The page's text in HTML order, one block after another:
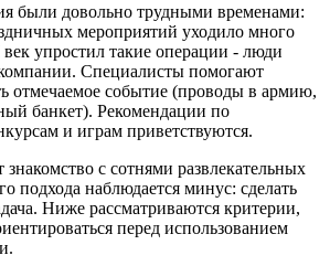
были довольно трудными временами:
мероприятий уходило много
упростил такие операции - люди
Специалисты помогают
отмечаемое событие (проводы в армию,
банкет). Рекомендации по
и играм приветствуются.
знакомство с сотнями развлекательных
подхода наблюдается минус: сделать
Ниже рассматриваются критерии,
перед использованием